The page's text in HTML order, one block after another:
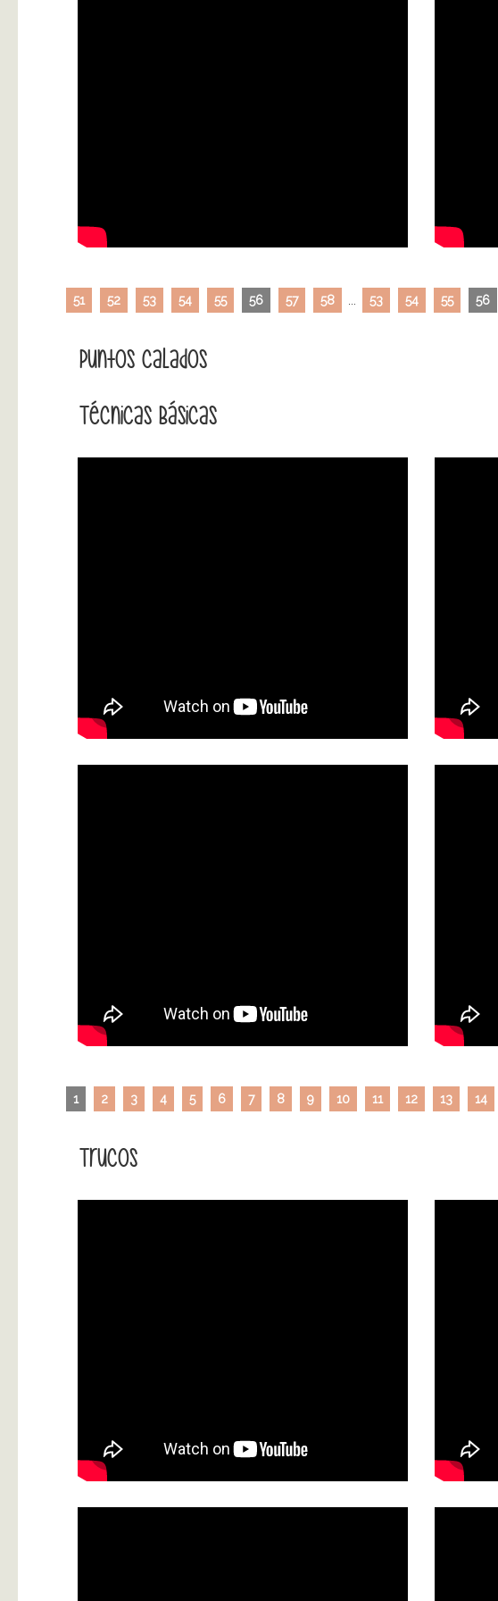
51 52 53 54 55 56 57 58 53 54 55 56
Puntos Calados
Técnicas Básicas
1 2 3 4 5 6 7 8 9 10 11 12 13 14
Trucos